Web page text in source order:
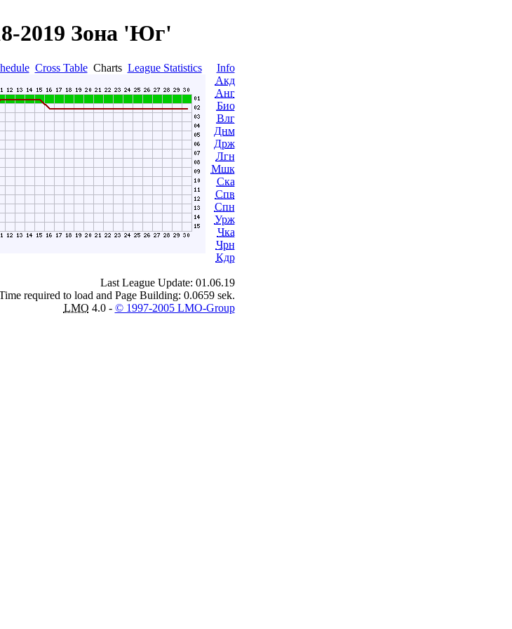
2019 Зона 'Юг'
Cross TableCharts League Statistics
Info
Акд
Анг
Био
Влг
Днм
Држ
Лгн
Мшк
Ска
Спв
Спн
Урж
Чка
Чрн
Кдр
Last League Update: 01.06.19
required to load and Page Building: 0.0659 sek.
LMO 4.0 - © 1997-2005 LMO-Group